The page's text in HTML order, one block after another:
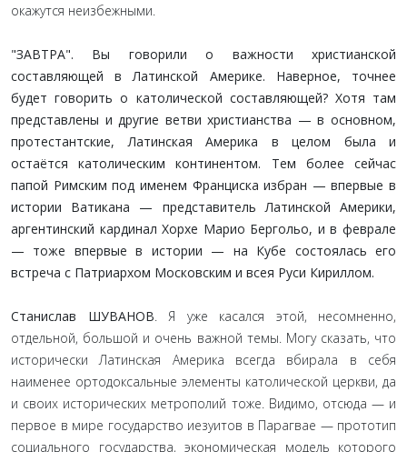
окажутся неизбежными.
"ЗАВТРА". Вы говорили о важности христианской
составляющей в Латинской Америке. Наверное, точнее
будет говорить о католической составляющей? Хотя там
представлены и другие ветви христианства — в основном,
протестантские, Латинская Америка в целом была и
остаётся католическим континентом. Тем более сейчас
папой Римским под именем Франциска избран — впервые в
истории Ватикана — представитель Латинской Америки,
аргентинский кардинал Хорхе Марио Бергольо, и в феврале
— тоже впервые в истории — на Кубе состоялась его
встреча с Патриархом Московским и всея Руси Кириллом.
Станислав ШУВАНОВ. Я уже касался этой, несомненно,
отдельной, большой и очень важной темы. Могу сказать, что
исторически Латинская Америка всегда вбирала в себя
наименее ортодоксальные элементы католической церкви, да
и своих исторических метрополий тоже. Видимо, отсюда — и
первое в мире государство иезуитов в Парагвае — прототип
социального государства, экономическая модель которого